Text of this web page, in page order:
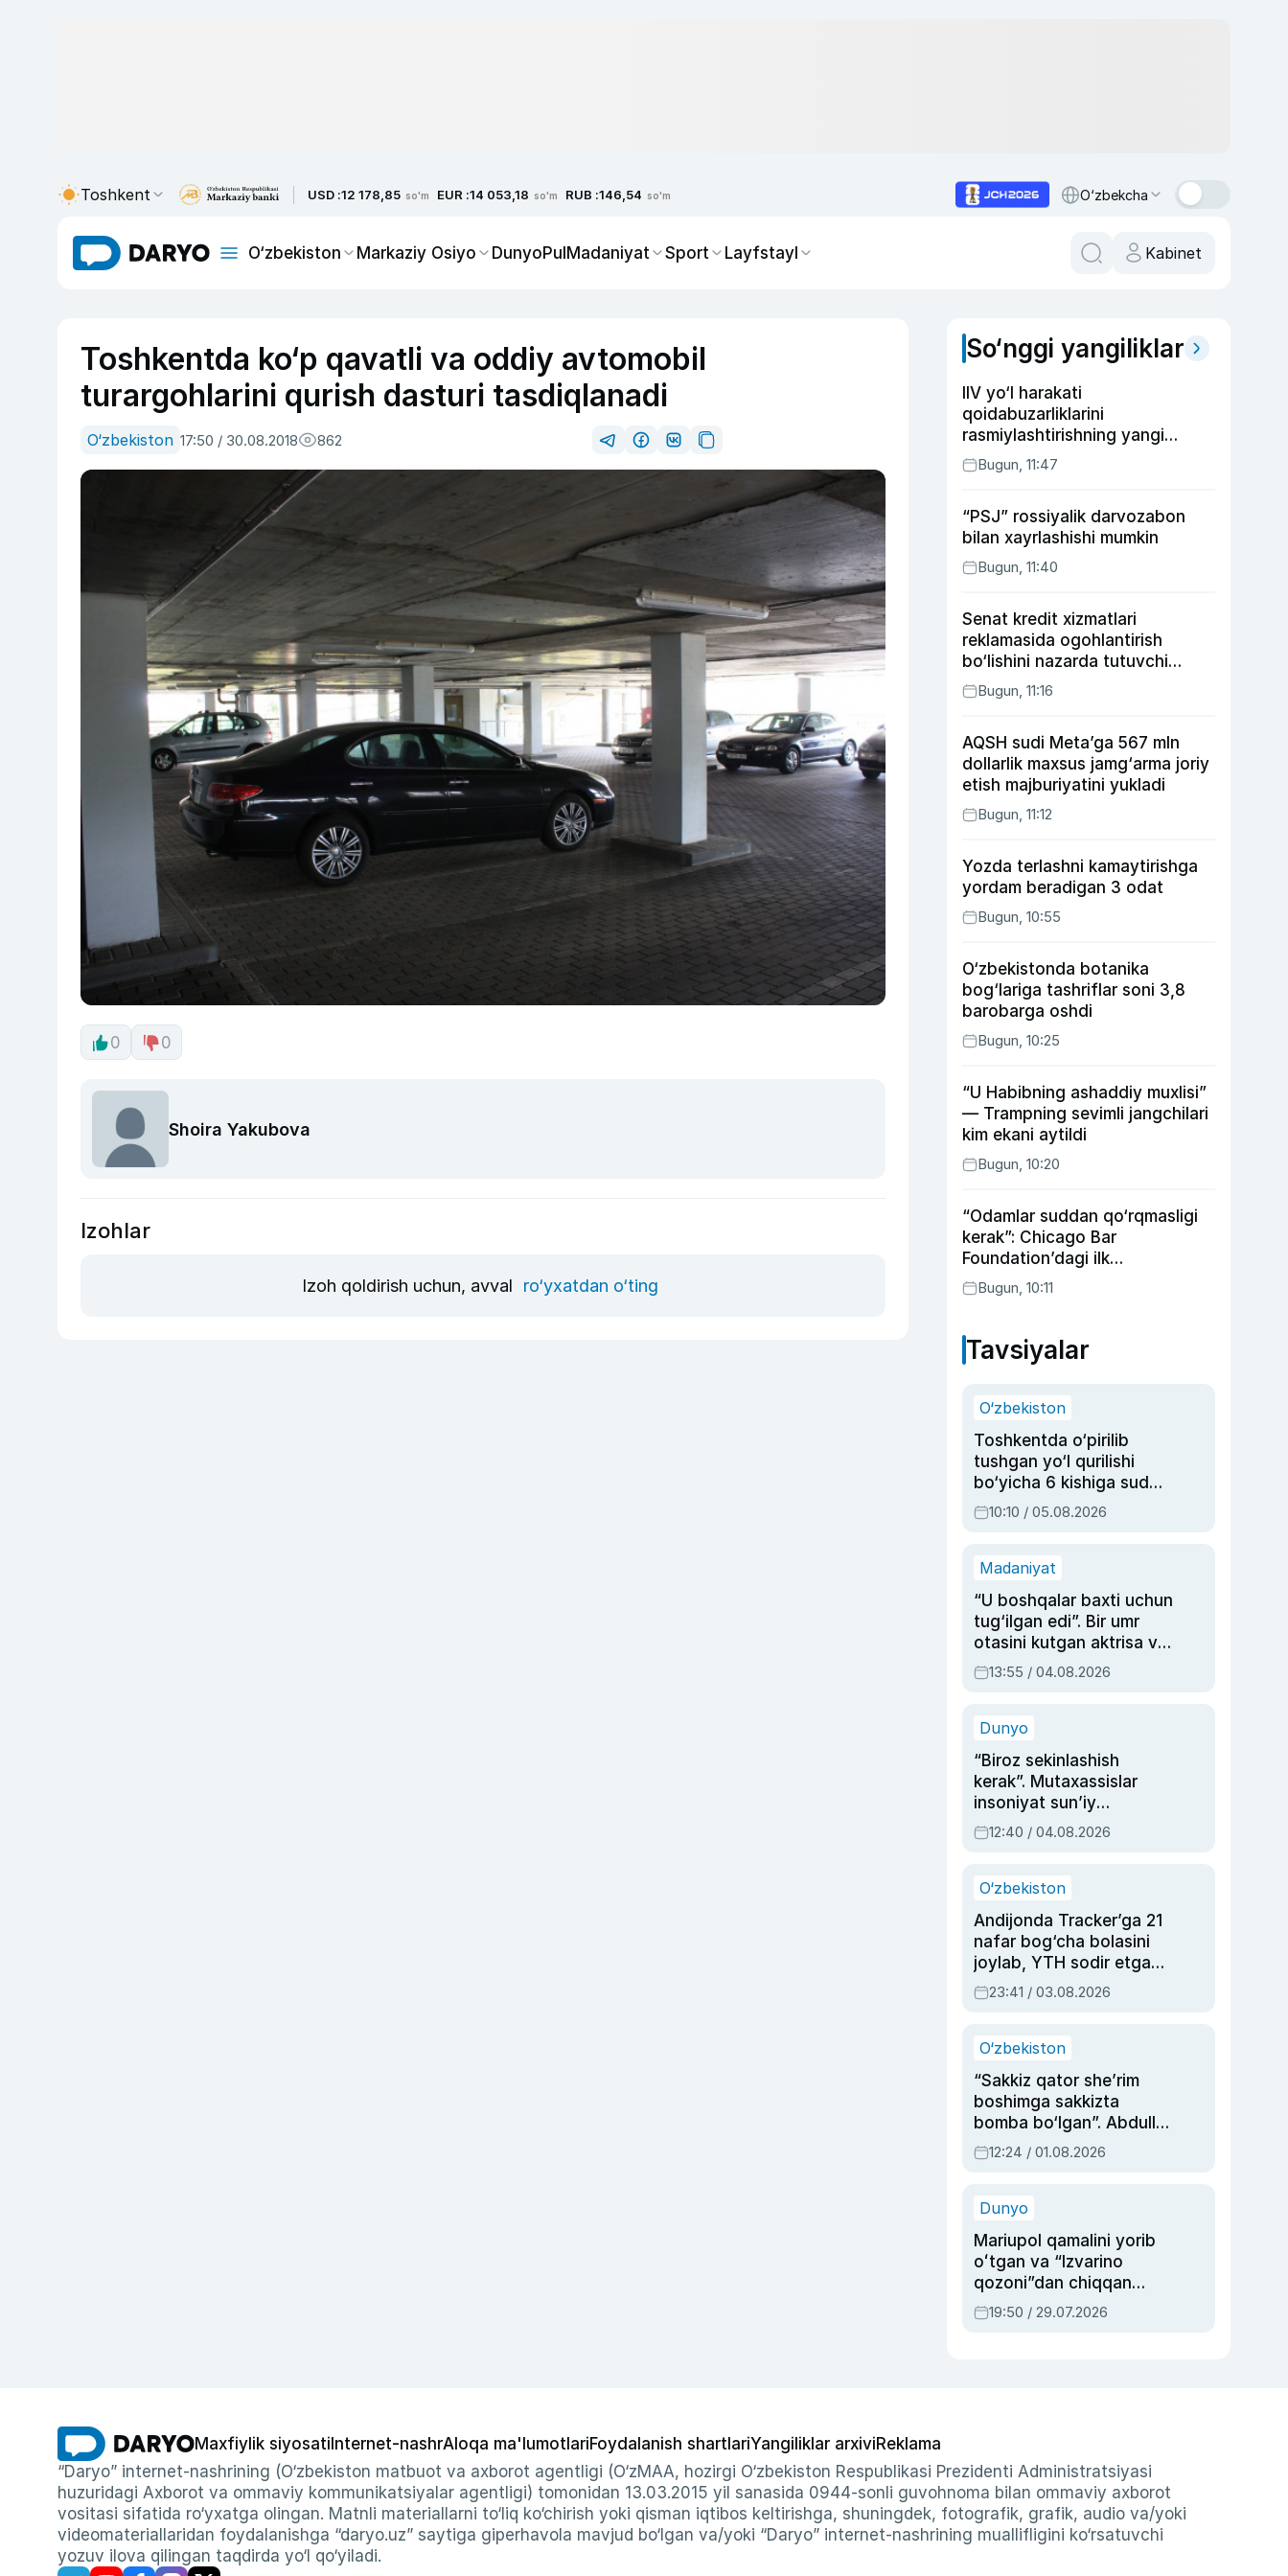
Toshkent USD :12 178,85 so'm EUR :14 053,18 so'm RUB :146,54 so'm O‘zbekcha
O‘zbekiston Markaziy Osiyo DunyoPulMadaniyat Sport Layfstayl Kabinet
Toshkentda ko‘p qavatli va oddiy avtomobil
turargohlarini qurish dasturi tasdiqlanadi
O‘zbekiston 17:50 / 30.08.2018 862
0 0
Shoira Yakubova
Izohlar
Izoh qoldirish uchun, avval ro‘yxatdan o‘ting
So‘nggi yangiliklar
IIV yo‘l harakati
qoidabuzarliklarini
rasmiylashtirishning yangi
tartibini taklif qildi
Bugun, 11:47
“PSJ” rossiyalik darvozabon
bilan xayrlashishi mumkin
Bugun, 11:40
Senat kredit xizmatlari
reklamasida ogohlantirish
bo‘lishini nazarda tutuvchi
qonunni ma’qulladi
Bugun, 11:16
AQSH sudi Meta’ga 567 mln
dollarlik maxsus jamg‘arma joriy
etish majburiyatini yukladi
Bugun, 11:12
Yozda terlashni kamaytirishga
yordam beradigan 3 odat
Bugun, 10:55
O‘zbekistonda botanika
bog‘lariga tashriflar soni 3,8
barobarga oshdi
Bugun, 10:25
“U Habibning ashaddiy muxlisi”
— Trampning sevimli jangchilari
kim ekani aytildi
Bugun, 10:20
“Odamlar suddan qo‘rqmasligi
kerak”: Chicago Bar
Foundation’dagi ilk
o‘zbekistonlik Go‘zal
Abduaxatova
Bugun, 10:11
Tavsiyalar
O‘zbekiston
Toshkentda o‘pirilib
tushgan yo‘l qurilishi
bo‘yicha 6 kishiga sud
hukmi o‘qildi
10:10 / 05.08.2026
Madaniyat
“U boshqalar baxti uchun
tug‘ilgan edi”. Bir umr
otasini kutgan aktrisa va
dublyaj ustasi Rimma
Ahmedovaning
13:55 / 04.08.2026
Dunyo
“Biroz sekinlashish
kerak”. Mutaxassislar
insoniyat sun’iy
intellektni boshqara
olmay qolishidan xavotir
12:40 / 04.08.2026
O‘zbekiston
Andijonda Tracker’ga 21
nafar bog‘cha bolasini
joylab, YTH sodir etgan
ayolga sud hukmi o‘qildi
23:41 / 03.08.2026
O‘zbekiston
“Sakkiz qator she’rim
boshimga sakkizta
bomba bo‘lgan”. Abdulla
Oripovni siyosiy
ayblovlardan asrab
12:24 / 01.08.2026
Dunyo
Mariupol qamalini yorib
oʻtgan va “Izvarino
qozoni”dan chiqqan
qahramon — Ukraina
armiyasi bosh
19:50 / 29.07.2026
Maxfiylik siyosati Internet-nashrAloqa ma'lumotlariFoydalanish shartlariYangiliklar arxiviReklama
“Daryo” internet-nashrining (O‘zbekiston matbuot va axborot agentligi (O‘zMAA, hozirgi O‘zbekiston Respublikasi Prezidenti Administratsiyasi
huzuridagi Axborot va ommaviy kommunikatsiyalar agentligi) tomonidan 13.03.2015 yil sanasida 0944-sonli guvohnoma bilan ommaviy axborot
vositasi sifatida ro‘yxatga olingan. Matnli materiallarni to‘liq ko‘chirish yoki qisman iqtibos keltirishga, shuningdek, fotografik, grafik, audio va/yoki
videomateriallaridan foydalanishga “daryo.uz” saytiga giperhavola mavjud bo‘lgan va/yoki “Daryo” internet-nashrining muallifligini ko‘rsatuvchi
yozuv ilova qilingan taqdirda yo‘l qo‘yiladi.